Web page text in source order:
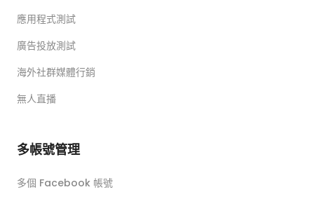
應用程式測試
廣告投放測試
海外社群媒體行銷
無人直播
多帳號管理
多個 Facebook 帳號